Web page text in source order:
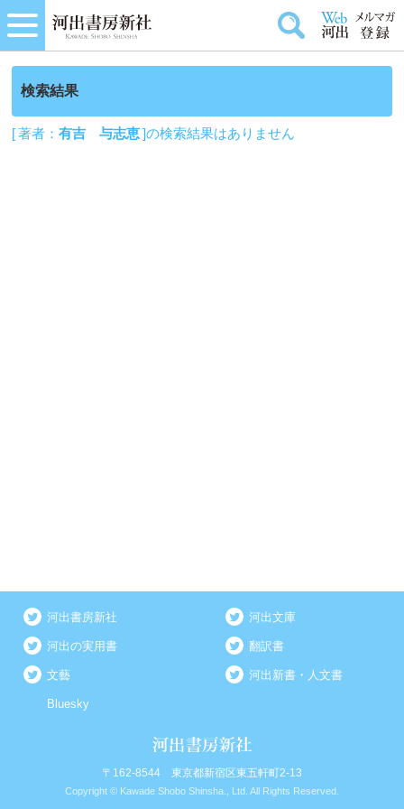
検索結果
[ 著者：有吉 与志恵]の検索結果はありません
河出書房新社 河出文庫
河出の実用書 翻訳書
文藝 河出新書・人文書
Bluesky
〒162-8544 東京都新宿区東五軒町2-13
Copyright © Kawade Shobo Shinsha., Ltd. All Rights Reserved.